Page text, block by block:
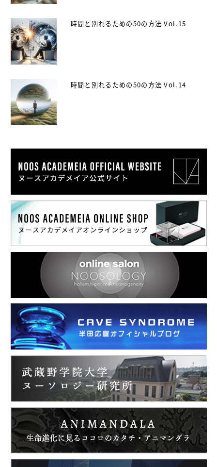
時間と別れるための50の方法 Vol.15
時間と別れるための50の方法 Vol.14